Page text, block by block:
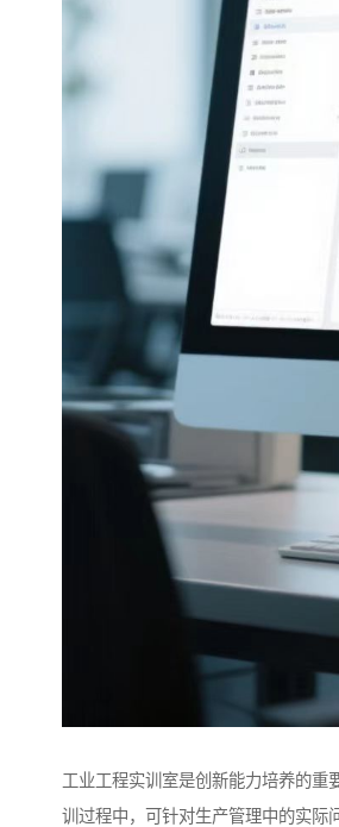
工业工程实训室是创新能力培养的重
训过程中，可针对生产管理中的实际